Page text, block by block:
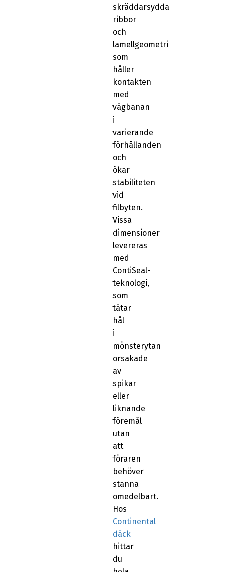
skräddarsydda
ribbor
och
lamellgeometri
som
håller
kontakten
med
vägbanan
i
varierande
förhållanden
och
ökar
stabiliteten
vid
filbyten.
Vissa
dimensioner
levereras
med
ContiSeal-
teknologi,
som
tätar
hål
i
mönsterytan
orsakade
av
spikar
eller
liknande
föremål
utan
att
föraren
behöver
stanna
omedelbart.
Hos
Continental
däck
hittar
du